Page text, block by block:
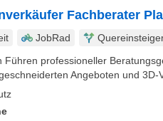
Fachberater
JobRad
Führen professioneller
Angeboten und 3D-